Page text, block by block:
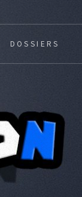
DOSSIERS